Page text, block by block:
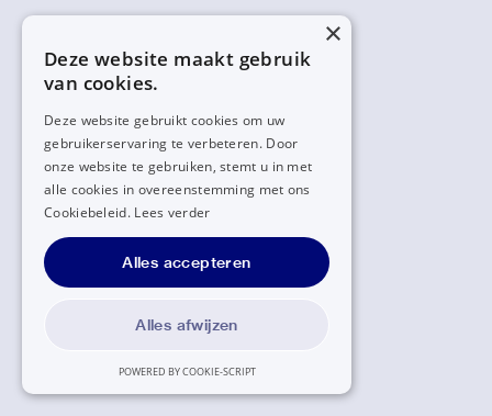
×
Deze website maakt gebruik
van cookies.
Deze website gebruikt cookies om uw
gebruikerservaring te verbeteren. Door
onze website te gebruiken, stemt u in met
alle cookies in overeenstemming met ons
Cookiebeleid. Lees verder
Alles accepteren
Alles afwijzen
POWERED BY COOKIE-SCRIPT